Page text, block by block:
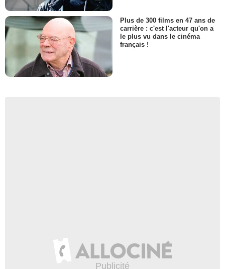
Plus de 300 films en 47 ans de
carrière : c'est l'acteur qu'on a
le plus vu dans le cinéma
français !